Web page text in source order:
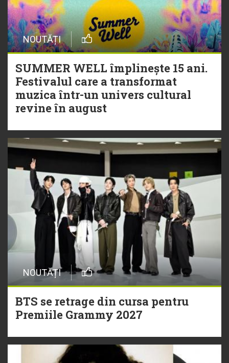
NOUTĂȚI
SUMMER WELL împlinește 15 ani.
Festivalul care a transformat
muzica într-un univers cultural
revine în august
NOUTĂȚI
BTS se retrage din cursa pentru
Premiile Grammy 2027